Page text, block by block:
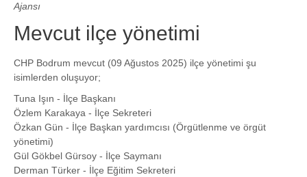
Ajansı
Mevcut ilçe yönetimi
CHP Bodrum mevcut (09 Ağustos 2025) ilçe yönetimi şu
isimlerden oluşuyor;
Tuna Işın - İlçe Başkanı
Özlem Karakaya - İlçe Sekreteri
Özkan Gün - İlçe Başkan yardımcısı (Örgütlenme ve örgüt
yönetimi)
Gül Gökbel Gürsoy - İlçe Saymanı
Derman Türker - İlçe Eğitim Sekreteri